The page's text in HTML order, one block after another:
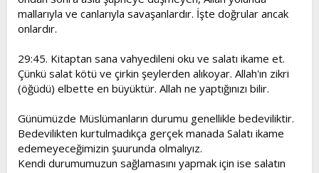
mallarıyla ve canlarıyla savaşanlardır. İşte doğrular ancak
onlardır.
29:45. Kitaptan sana vahyedileni oku ve salatı ikame et.
Çünkü salat kötü ve çirkin şeylerden alıkoyar. Allah'ın zikri
(öğüdü) elbette en büyüktür. Allah ne yaptığınızı bilir.
Günümüzde Müslümanların durumu genellikle bedeviliktir.
Bedevilikten kurtulmadıkça gerçek manada Salatı ikame
edemeyeceğimizin şuurunda olmalıyız.
Kendi durumumuzun sağlamasını yapmak için ise salatın